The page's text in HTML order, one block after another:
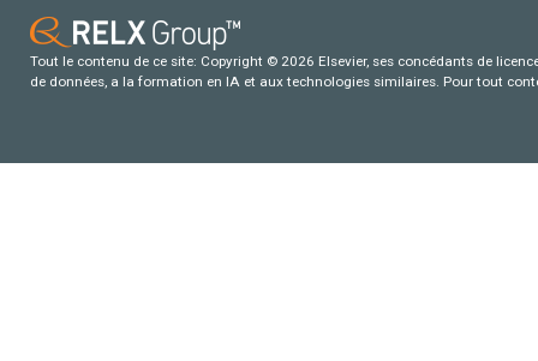
Tout le contenu de ce site: Copyright © 2026 Elsevier, ses concédants de
de données, a la formation en IA et aux technologies similaires. Pour tout